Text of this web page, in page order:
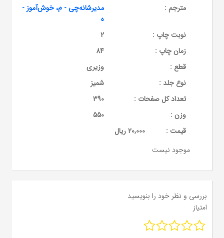
مترجم :
مدیرشانه‌چی - م، خوش‌آموز -
ه
نوبت چاپ :
2
زمان چاپ :
84
قطع :
وزیری
نوع جلد :
شمیز
تعداد کل صفحات :
390
وزن :
550
قيمت :
20,000 ریال
موجود نیست
بررسی و نظر خود را بنویسید
امتیاز